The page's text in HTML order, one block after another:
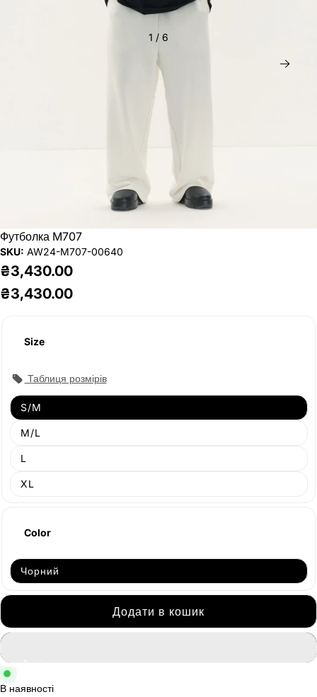
1 / 6
Футболка M707
SKU: AW24-M707-00640
₴3,430.00
₴3,430.00
Size
Таблиця розмірів
S/M
M/L
L
XL
Color
Чорний
Додати в кошик
В наявності